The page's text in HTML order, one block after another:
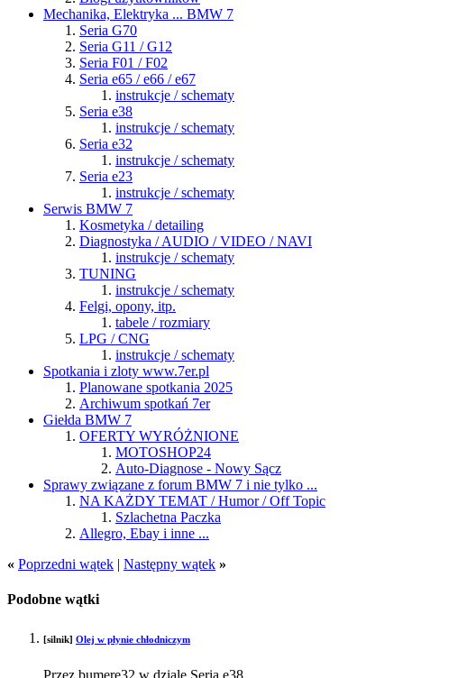
Mechanika, Elektryka ... BMW 7
Seria G70
Seria G11 / G12
Seria F01 / F02
Seria e65 / e66 / e67
instrukcje / schematy
Seria e38
instrukcje / schematy
Seria e32
instrukcje / schematy
Seria e23
instrukcje / schematy
Serwis BMW 7
Kosmetyka / detailing
Diagnostyka / AUDIO / VIDEO / NAVI
instrukcje / schematy
TUNING
instrukcje / schematy
Felgi, opony, itp.
tabele / rozmiary
LPG / CNG
instrukcje / schematy
Spotkania i zloty www.7er.pl
Planowane spotkania 2025
Archiwum spotkań 7er
Giełda BMW 7
OFERTY WYRÓŻNIONE
MOTOSHOP24
Auto-Diagnose - Nowy Sącz
Sprawy związane z forum BMW 7 i nie tylko ...
NA KAŻDY TEMAT / Humor / Off Topic
Szlachetna Paczka
Allegro, Ebay i inne ...
« Poprzedni wątek | Następny wątek »
Podobne wątki
[silnik] Olej w płynie chłodniczym
Przez bumere32 w dziale Seria e38